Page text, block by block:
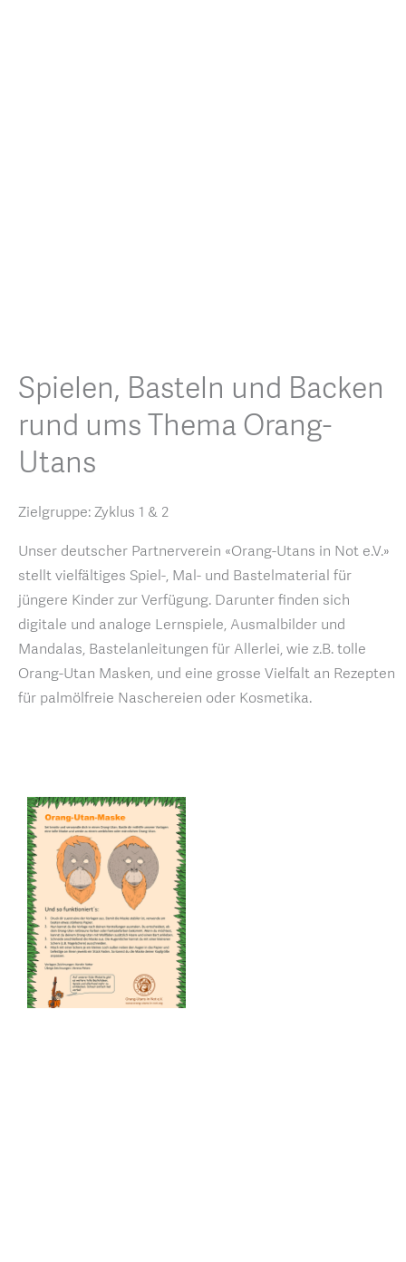
Spielen, Basteln und Backen
rund ums Thema Orang-
Utans
Zielgruppe: Zyklus 1 & 2
Unser deutscher Partnerverein «Orang-Utans in Not e.V.»
stellt vielfältiges Spiel-, Mal- und Bastelmaterial für
jüngere Kinder zur Verfügung. Darunter finden sich
digitale und analoge Lernspiele, Ausmalbilder und
Mandalas, Bastelanleitungen für Allerlei, wie z.B. tolle
Orang-Utan Masken, und eine grosse Vielfalt an Rezepten
für palmölfreie Naschereien oder Kosmetika.